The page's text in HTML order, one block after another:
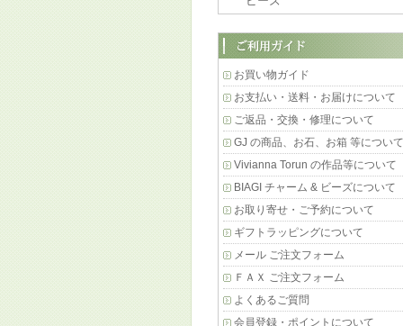
お買い物ガイド
お支払い・送料・お届けについて
ご返品・交換・修理について
GJ の商品、お石、お箱 等について
Vivianna Torun の作品等について
BIAGI チャーム & ビーズについて
お取り寄せ・ご予約について
ギフトラッピングについて
メール ご注文フォーム
ＦＡＸ ご注文フォーム
よくあるご質問
会員登録・ポイントについて